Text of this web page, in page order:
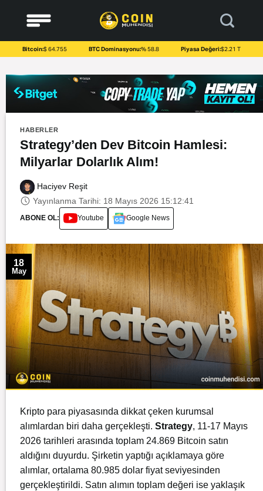
content
Bitcoin:$ 64.755 BTC Dominasyonu:% 58.8 Piyasa Değeri:$2.21 T
HABERLER
Strategy’den Dev Bitcoin Hamlesi:
Milyarlar Dolarlık Alım!
Haciyev Reşit
Yayınlanma Tarihi: 18 Mayıs 2026 15:12:41
ABONE OL: Youtube Google News
18
May
Kripto para piyasasında dikkat çeken kurumsal
alımlardan biri daha gerçekleşti. Strategy, 11-17 Mayıs
2026 tarihleri arasında toplam 24.869 Bitcoin satın
aldığını duyurdu. Şirketin yaptığı açıklamaya göre
alımlar, ortalama 80.985 dolar fiyat seviyesinden
gerçekleştirildi. Satın alımın toplam değeri ise yaklaşık